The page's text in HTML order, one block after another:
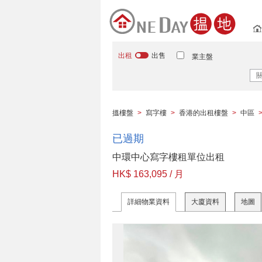
出租 出售 業主盤
搵樓盤 > 寫字樓 > 香港的出租樓盤 > 中區 >
已過期
中環中心寫字樓租單位出租
HK$ 163,095 / 月
詳細物業資料 大廈資料 地圖